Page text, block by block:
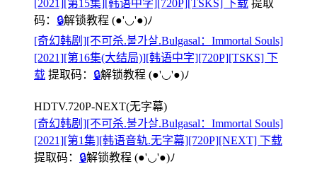
[2021][第15集][韩语中字][720P][TSKS] 下载 提取
码： 🔒解锁教程 (●'◡'●)ﾉ
[奇幻韩剧][不可杀.불가살.Bulgasal：Immortal Souls]
[2021][第16集(大结局)][韩语中字][720P][TSKS] 下
载 提取码： 🔒解锁教程 (●'◡'●)ﾉ
HDTV.720P-NEXT(无字幕)
[奇幻韩剧][不可杀.불가살.Bulgasal：Immortal Souls]
[2021][第1集][韩语音轨.无字幕][720P][NEXT] 下载
提取码： 🔒解锁教程 (●'◡'●)ﾉ